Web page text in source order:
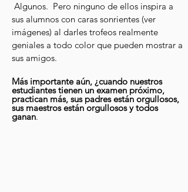
Algunos. Pero ninguno de ellos inspira a
sus alumnos con caras sonrientes (ver
imágenes) al darles trofeos realmente
geniales a todo color que pueden mostrar a
sus amigos.
Más importante aún, ¿cuando nuestros
estudiantes tienen un examen próximo,
practican más, sus padres están orgullosos,
sus maestros están orgullosos y todos
ganan.